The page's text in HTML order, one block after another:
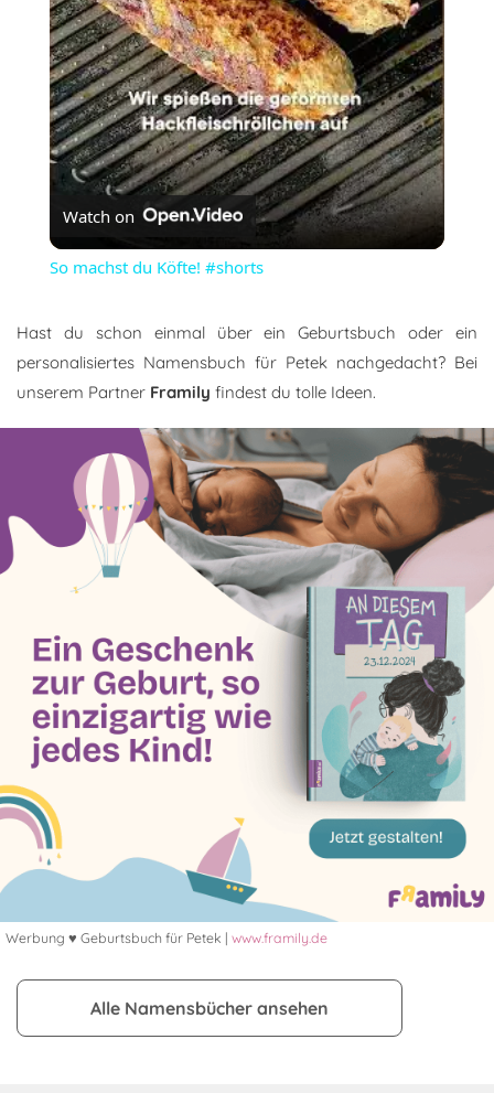
Watch on
So machst du Köfte! #shorts
Hast du schon einmal über ein Geburtsbuch oder ein
personalisiertes Namensbuch für Petek nachgedacht? Bei
unserem Partner Framily findest du tolle Ideen.
Werbung ♥ Geburtsbuch für Petek | www.framily.de
Alle Namensbücher ansehen